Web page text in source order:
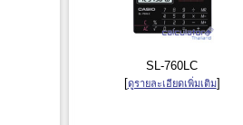
SL-760LC
[ดูรายละเอียดเพิ่มเติม]